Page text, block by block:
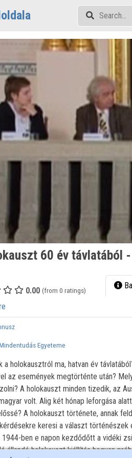
60 év távlatából
0.00 (from 0 ratings)
Egyeteme
a holokausztról ma, hatvan év
az események megtörténte után?
A holokauszt minden tizedik, az
volt. Alig két hónap leforgása
A holokauszt története, annak
keresi a választ
1944-ben e napon kezdődőtt a vidéki
állandó holokauszt kiállítás hogyan